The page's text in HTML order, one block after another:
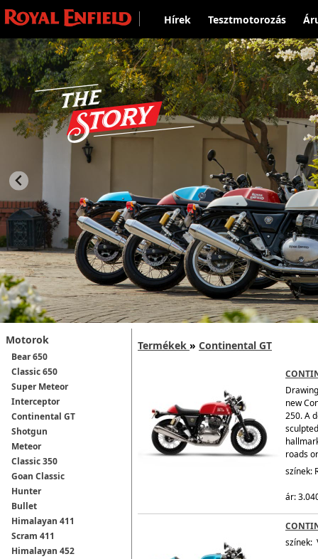
Hírek Tesztmotorozás
Motorok
Bear 650
Classic 650
Super Meteor
Interceptor
Continental GT
Shotgun
Meteor
Classic 350
Goan Classic
Hunter
Bullet
Himalayan 411
Scram 411
Himalayan 452
Termékek » Continental GT
new
250. A
roads
színek:
ár:
színek: